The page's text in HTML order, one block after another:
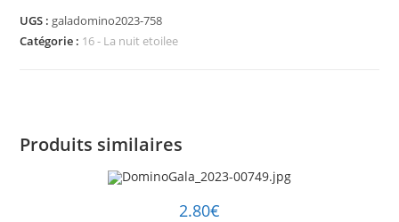
UGS : galadomino2023-758
Catégorie : 16 - La nuit etoilee
Produits similaires
2.80€